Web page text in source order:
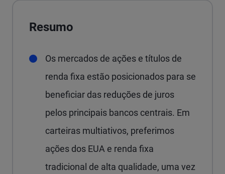
Resumo
Os mercados de ações e títulos de
renda fixa estão posicionados para se
beneficiar das reduções de juros
pelos principais bancos centrais. Em
carteiras multiativos, preferimos
ações dos EUA e renda fixa
tradicional de alta qualidade, uma vez